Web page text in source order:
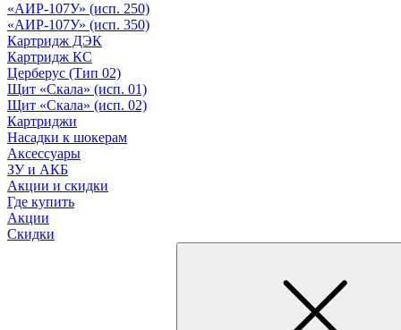
«АИР-107У» (исп. 250)
«АИР-107У» (исп. 350)
Картридж ДЭК
Картридж КС
Церберус (Тип 02)
Щит «Скала» (исп. 01)
Щит «Скала» (исп. 02)
Картриджи
Насадки к шокерам
Аксессуары
ЗУ и АКБ
Акции и скидки
Где купить
Акции
Скидки